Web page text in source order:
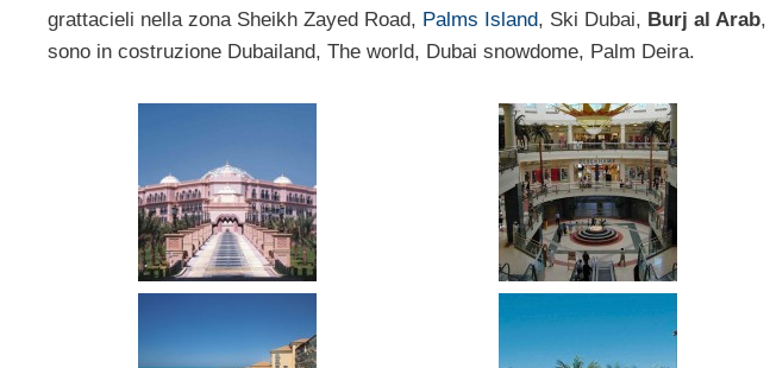
grattacieli nella zona Sheikh Zayed Road, Palms Island, Ski Dubai, Burj al Arab
sono in costruzione Dubailand, The world, Dubai snowdome, Palm Deira.